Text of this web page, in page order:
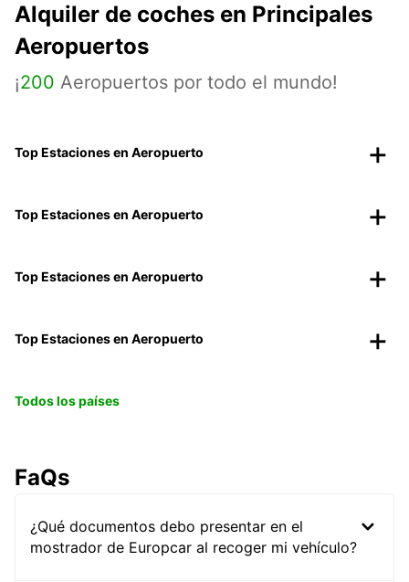
Alquiler de coches en Principales
Aeropuertos
¡200 Aeropuertos por todo el mundo!
Top Estaciones en Aeropuerto
Top Estaciones en Aeropuerto
Top Estaciones en Aeropuerto
Top Estaciones en Aeropuerto
Todos los países
FaQs
¿Qué documentos debo presentar en el
mostrador de Europcar al recoger mi vehículo?